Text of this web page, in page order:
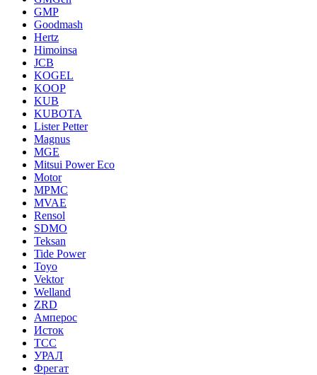
GMP
Goodmash
Hertz
Himoinsa
JCB
KOGEL
KOOP
KUB
KUBOTA
Lister Petter
Magnus
MGE
Mitsui Power Eco
Motor
MPMC
MVAE
Rensol
SDMO
Teksan
Tide Power
Toyo
Vektor
Welland
ZRD
Амперос
Исток
ТСС
УРАЛ
Фрегат